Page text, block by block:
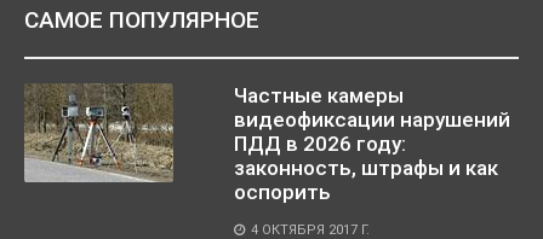
САМОЕ ПОПУЛЯРНОЕ
Частные камеры
видеофиксации нарушений
ПДД в 2026 году:
законность, штрафы и как
оспорить
4 ОКТЯБРЯ 2017 Г.